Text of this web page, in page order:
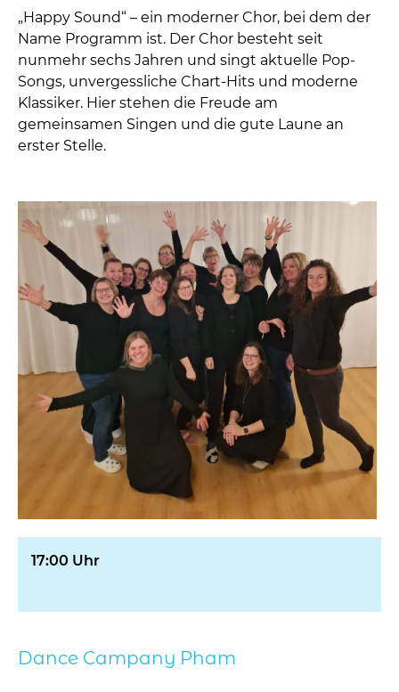
„Happy Sound“ – ein moderner Chor, bei dem der
Name Programm ist. Der Chor besteht seit
nunmehr sechs Jahren und singt aktuelle Pop-
Songs, unvergessliche Chart-Hits und moderne
Klassiker. Hier stehen die Freude am
gemeinsamen Singen und die gute Laune an
erster Stelle.
17:00 Uhr
Dance Campany Pham